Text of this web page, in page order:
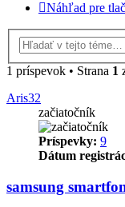
Náhľad pre tlač
1 príspevok • Strana 1
Aris32
začiatočník
Príspevky: 9
Dátum
samsung